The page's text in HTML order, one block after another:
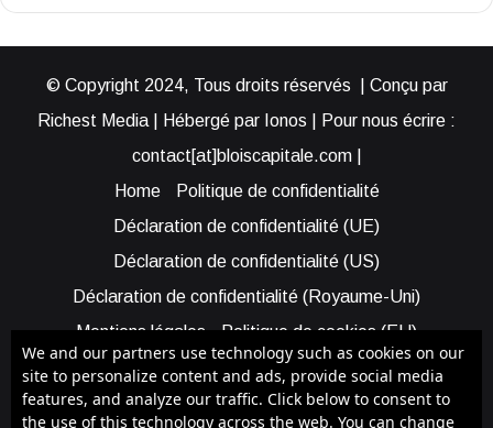
© Copyright 2024, Tous droits réservés | Conçu par
Richest Media | Hébergé par Ionos | Pour nous écrire :
contact[at]bloiscapitale.com |
Home
Politique de confidentialité
Déclaration de confidentialité (UE)
Déclaration de confidentialité (US)
Déclaration de confidentialité (Royaume-Uni)
Mentions légales
Politique de cookies (EU)
Cookie Policy (AUS)
Cookie Policy (US)
Qui sommes-nous ?
Participer à Blois Capitale
We and our partners use technology such as cookies on our
site to personalize content and ads, provide social media
features, and analyze our traffic. Click below to consent to
the use of this technology across the web. You can change